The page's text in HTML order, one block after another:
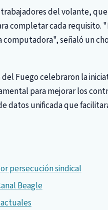
del volante,
completar cada requisito.
computadora", señaló un
Fuego celebraron la
para mejorar los
datos unificada que
persecución sindical
Beagle